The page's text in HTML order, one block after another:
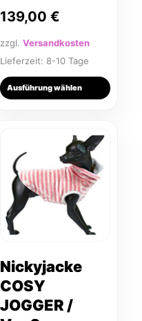
zzgl. Versandkosten
Lieferzeit: 8-10 Tage
139,00 €
Ausführung wählen
Nickyjacke
COSY
JOGGER /